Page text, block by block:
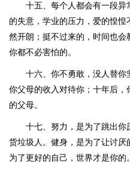
十五、每个人都会有一段
的失意，学业的压力，爱的惶
然开朗；挺不过来的，时间也
你都不必害怕的。
十六、你不勇敢，没人替
你父母的收入对待你；十年后
的父母。
十七、努力，是为了跳出
货垃圾人。健身，是为了让讨
为了更好的自己，世界才是你的。